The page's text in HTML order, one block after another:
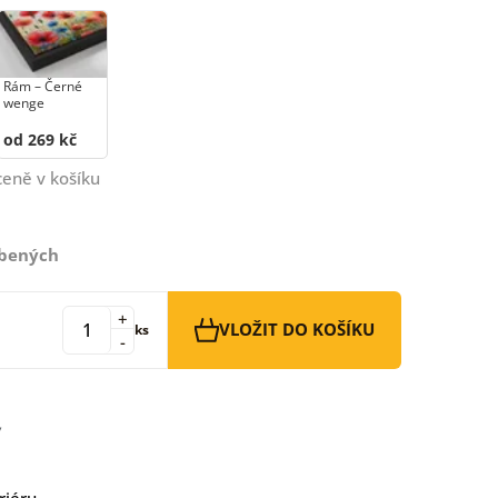
Rám –⁠⁠⁠⁠⁠⁠ Černé
wenge
od 269 kč
v košíku
-
+ ks VLOŽIT DO KOŠÍKU